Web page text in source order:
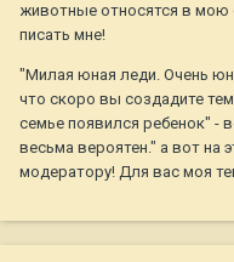
животные относятся в
писать мне!
"Милая юная леди. Очень
что скоро вы создадите
семье появился ребенок" -
весьма вероятен." а вот на
модератору! Для вас моя